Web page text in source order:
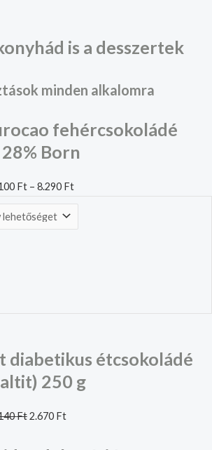
is a desszertek
minden alkalomra
fehércsokoládé
Born
Ft– 8.290 Ft
diabetikus étcsokoládé
250 g
Ft2.670 Ft